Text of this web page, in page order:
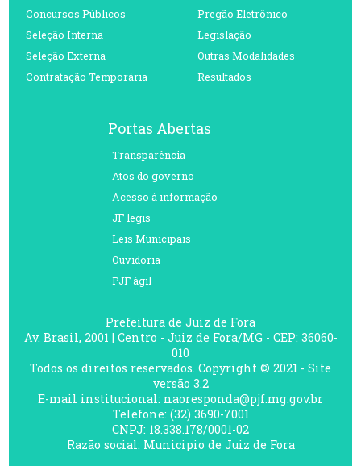
Concursos Públicos
Seleção Interna
Seleção Externa
Contratação Temporária
Pregão Eletrônico
Legislação
Outras Modalidades
Resultados
Portas Abertas
Transparência
Atos do governo
Acesso à informação
JF legis
Leis Municipais
Ouvidoria
PJF ágil
Prefeitura de Juiz de Fora
Av. Brasil, 2001 | Centro - Juiz de Fora/MG - CEP: 36060-
010
Todos os direitos reservados. Copyright © 2021 - Site
versão 3.2
E-mail institucional: naoresponda@pjf.mg.gov.br
Telefone: (32) 3690-7001
CNPJ: 18.338.178/0001-02
Razão social: Municipio de Juiz de Fora